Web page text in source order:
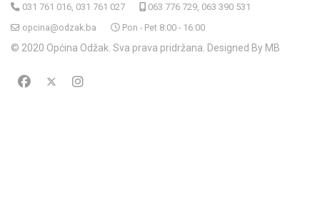
031 761 016, 031 761 027
063 776 729, 063 390 531
opcina@odzak.ba
Pon - Pet 8:00 - 16:00
© 2020 Općina Odžak. Sva prava pridržana. Designed By MB